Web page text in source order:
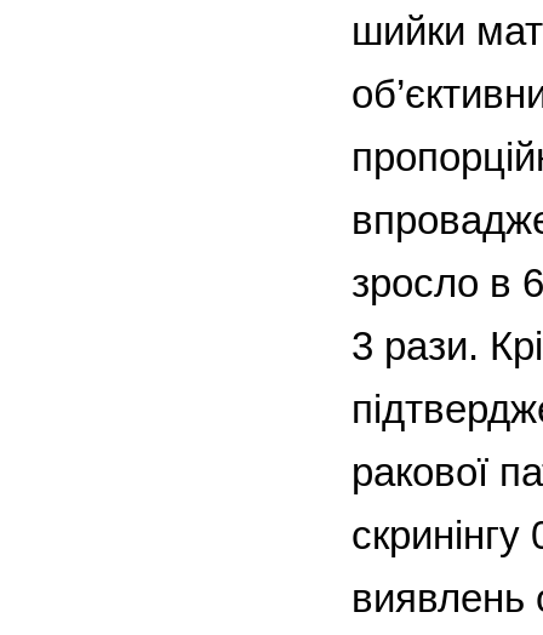
шийки
зросло в
3 рази.
ракової
виявлень